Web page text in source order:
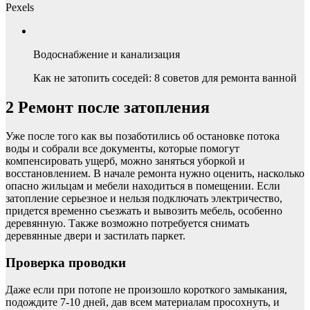
Pexels
Водоснабжение и канализация
Как не затопить соседей: 8 советов для ремонта ванной
2 Ремонт после затопления
Уже после того как вы позаботились об остановке потока
воды и собрали все документы, которые помогут
компенсировать ущерб, можно заняться уборкой и
восстановлением. В начале ремонта нужно оценить, насколько
опасно жильцам и мебели находиться в помещении. Если
затопление серьезное и нельзя подключать электричество,
придется временно съезжать и вывозить мебель, особенно
деревянную. Также возможно потребуется снимать
деревянные двери и застилать паркет.
Проверка проводки
Даже если при потопе не произошло короткого замыкания,
подождите 7-10 дней, дав всем материалам просохнуть, и